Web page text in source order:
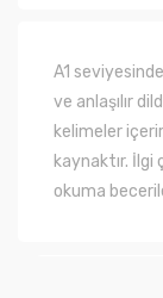
A1
ve anlaşılır
kelimeler
kaynaktır.
okuma